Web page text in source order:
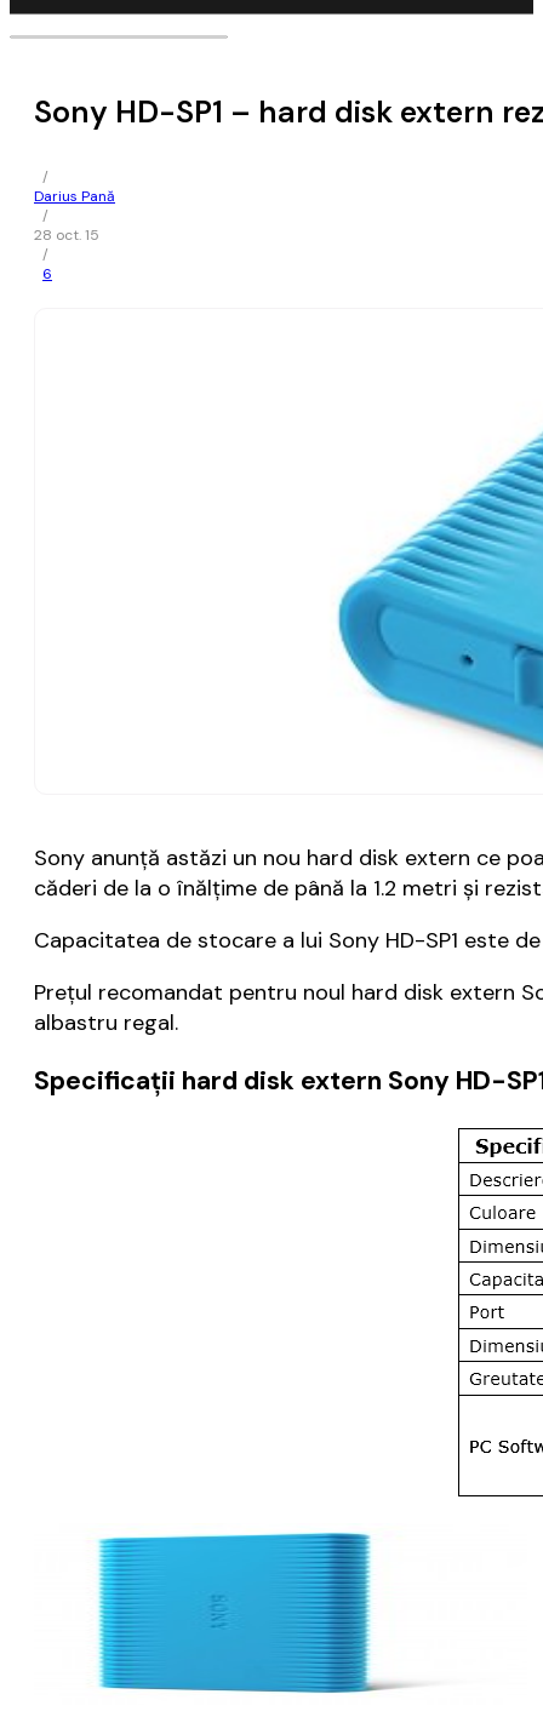
Sony HD-SP1 – hard disk extern
/
Darius Pană
/
28 oct. 15
/
6
Sony anunță astăzi un nou hard disk extern ce
căderi de la o înălțime de până la 1.2 metri și
Capacitatea de stocare a lui Sony HD-SP1 este
Prețul recomandat pentru noul hard disk extern
albastru regal.
Specificații hard disk extern Sony HD-